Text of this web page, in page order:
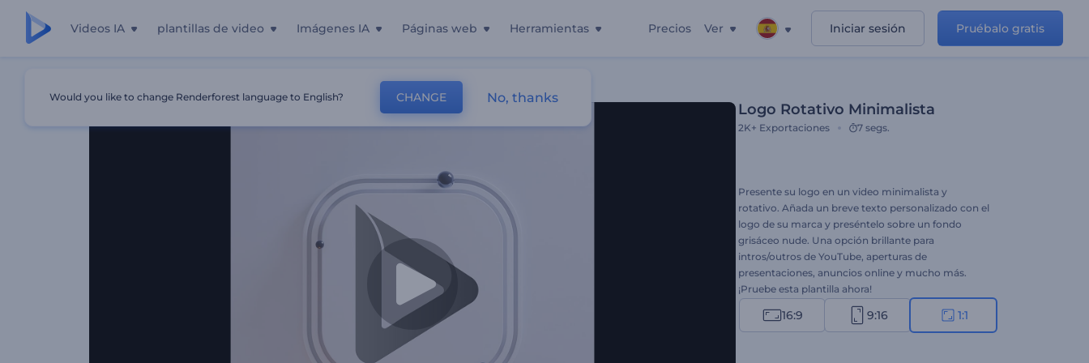
Videos IA plantillas de video Imágenes IA Páginas web Herramientas Precios Ver Iniciar sesión Pruébalo gratis
Logo Rotativo Minimalista
2K+ Exportaciones 7 segs.
Presente su logo en un video minimalista y
rotativo. Añada un breve texto personalizado con el
logo de su marca y preséntelo sobre un fondo
grisáceo nude. Una opción brillante para
intros/outros de YouTube, aperturas de
presentaciones, anuncios online y mucho más.
¡Pruebe esta plantilla ahora!
16:9 9:16 1:1
Would you like to change Renderforest language to English? CHANGE No, thanks